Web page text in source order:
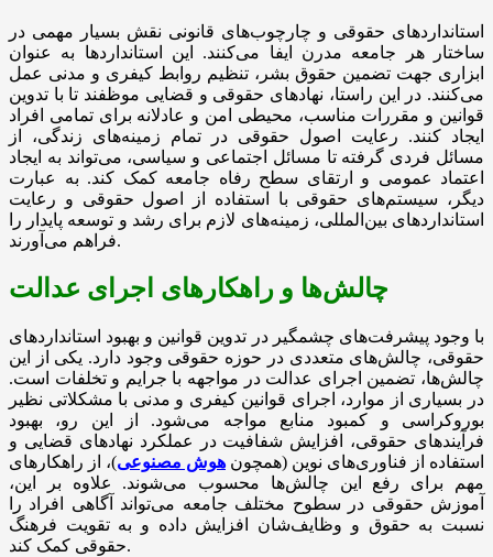
استانداردهای حقوقی و چارچوب‌های قانونی نقش بسیار مهمی در
ساختار هر جامعه مدرن ایفا می‌کنند. این استانداردها به عنوان
ابزاری جهت تضمین حقوق بشر، تنظیم روابط کیفری و مدنی عمل
می‌کنند. در این راستا، نهادهای حقوقی و قضایی موظفند تا با تدوین
قوانین و مقررات مناسب، محیطی امن و عادلانه برای تمامی افراد
ایجاد کنند. رعایت اصول حقوقی در تمام زمینه‌های زندگی، از
مسائل فردی گرفته تا مسائل اجتماعی و سیاسی، می‌تواند به ایجاد
اعتماد عمومی و ارتقای سطح رفاه جامعه کمک کند. به عبارت
دیگر، سیستم‌های حقوقی با استفاده از اصول حقوقی و رعایت
استانداردهای بین‌المللی، زمینه‌های لازم برای رشد و توسعه پایدار را
فراهم می‌آورند.
چالش‌ها و راهکارهای اجرای عدالت
با وجود پیشرفت‌های چشمگیر در تدوین قوانین و بهبود استانداردهای
حقوقی، چالش‌های متعددی در حوزه حقوقی وجود دارد. یکی از این
چالش‌ها، تضمین اجرای عدالت در مواجهه با جرایم و تخلفات است.
در بسیاری از موارد، اجرای قوانین کیفری و مدنی با مشکلاتی نظیر
بوروکراسی و کمبود منابع مواجه می‌شود. از این رو، بهبود
فرآیندهای حقوقی، افزایش شفافیت در عملکرد نهادهای قضایی و
استفاده از فناوری‌های نوین (همچون هوش مصنوعی)، از راهکارهای
مهم برای رفع این چالش‌ها محسوب می‌شوند. علاوه بر این،
آموزش حقوقی در سطوح مختلف جامعه می‌تواند آگاهی افراد را
نسبت به حقوق و وظایف‌شان افزایش داده و به تقویت فرهنگ
حقوقی کمک کند.